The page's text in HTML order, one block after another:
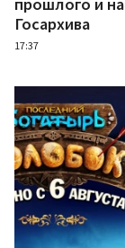
прошлого и
Госархива
17:37